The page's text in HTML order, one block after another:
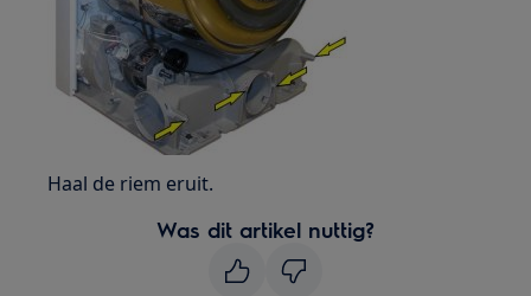
Haal de riem eruit.
Was dit artikel nuttig?